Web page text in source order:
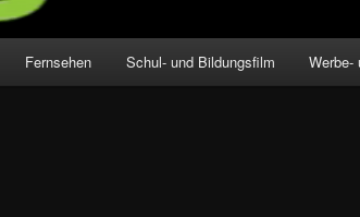
Fernsehen Schul- und Bildungsfilm Werbe-